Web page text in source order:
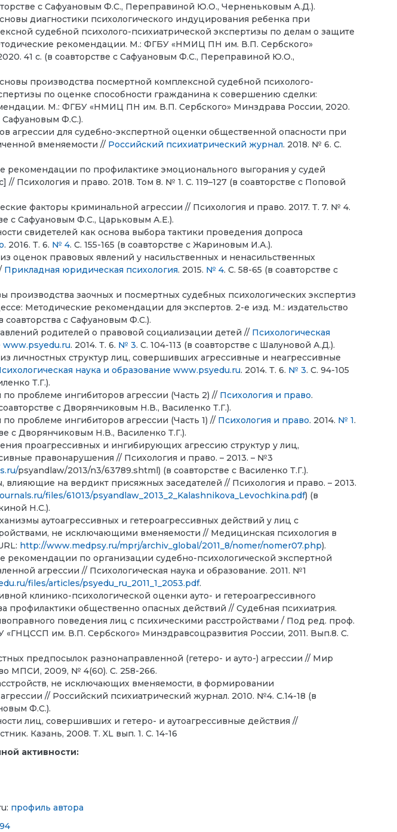
с Сафуановым Ф.С., Переправиной Ю.О., Черненьковым А.Д.).
диагностики психологического индуцирования ребенка при
судебной психолого-психиатрической экспертизы по делам о защите
рекомендации. М.: ФГБУ «НМИЦ ПН им. В.П. Сербского»
41 с. (в соавторстве с Сафуановым Ф.С., Переправиной Ю.О.,
производства посмертной комплексной судебной психолого-
по оценке способности гражданина к совершению сделки:
М.: ФГБУ «НМИЦ ПН им. В.П. Сербского» Минздрава России, 2020.
Сафуановым Ф.С.).
агрессии для судебно-экспертной оценки общественной опасности при
вменяемости // Российский психиатрический журнал. 2018. № 6. С.
рекомендации по профилактике эмоционального выгорания у судей
// Психология и право. 2018. Том 8. № 1. С. 119–127 (в соавторстве с Поповой
факторы криминальной агрессии // Психология и право. 2017. Т. 7. № 4.
с Сафуановым Ф.С., Царьковым А.Е.).
свидетелей как основа выбора тактики проведения допроса
. 2016. Т. 6. № 4. С. 155-165 (в соавторстве с Жариновым И.А.).
оценок правовых явлений у насильственных и ненасильственных
Прикладная юридическая психология. 2015. № 4. С. 58-65 (в соавторстве с
производства заочных и посмертных судебных психологических экспертиз
Методические рекомендации для экспертов. 2-е изд. М.: издательство
соавторства с Сафуановым Ф.С.).
родителей о правовой социализации детей // Психологическая
www.psyedu.ru. 2014. Т. 6. № 3. С. 104-113 (в соавторстве с Шалуновой А.Д.).
личностных структур лиц, совершивших агрессивные и неагрессивные
наука и образование www.psyedu.ru. 2014. Т. 6. № 3. С. 94-105
Т.Г.).
проблеме ингибиторов агрессии (Часть 2) // Психология и право.
с Дворянчиковым Н.В., Василенко Т.Г.).
проблеме ингибиторов агрессии (Часть 1) // Психология и право. 2014. № 1.
с Дворянчиковым Н.В., Василенко Т.Г.).
проагрессивных и ингибирующих агрессию структур у лиц,
правонарушения // Психология и право. – 2013. – №3
psyandlaw/2013/n3/63789.shtml) (в соавторстве с Василенко Т.Г.).
влияющие на вердикт присяжных заседателей // Психология и право. – 2013.
files/61013/psyandlaw_2013_2_Kalashnikova_Levochkina.pdf) (в
Н.С.).
аутоагрессивных и гетероагрессивных действий у лиц с
не исключающими вменяемости // Медицинская психология в
http://www.medpsy.ru/mprj/archiv_global/2011_8/nomer/nomer07.php).
рекомендации по организации судебно-психологической экспертной
агрессии // Психологическая наука и образование. 2011. №1
files/articles/psyedu_ru_2011_1_2053.pdf.
клинико-психологической оценки ауто- и гетероагрессивного
профилактики общественно опасных действий // Судебная психиатрия.
поведения лиц с психическими расстройствами / Под ред. проф.
им. В.П. Сербского» Минздравсоцразвития России, 2011. Вып.8. С.
предпосылок разнонаправленной (гетеро- и ауто-) агрессии // Мир
МПСИ, 2009, № 4(60). С. 258-266.
не исключающих вменяемости, в формировании
// Российский психиатрический журнал. 2010. №4. С.14-18 (в
Ф.С.).
лиц, совершивших и гетеро- и аутоагрессивные действия //
Казань, 2008. Т. XL вып. 1. С. 14-16
активности:
профиль автора